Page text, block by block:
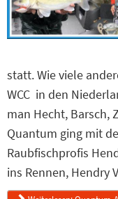
statt. Wie viele
WCC in den
man Hecht, Barsch,
Quantum ging mit
Raubfischprofis
ins Rennen, Hendry